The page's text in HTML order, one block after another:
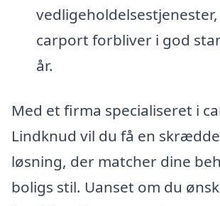
carport forbliver i god
år.
Med et firma specialiseret i
Lindknud vil du få en
løsning, der matcher dine
boligs stil. Uanset om du